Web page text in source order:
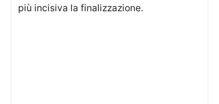
più incisiva la finalizzazione.